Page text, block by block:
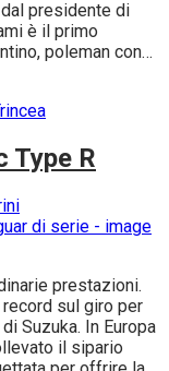
presidente di
è il primo
poleman con…
Type R
prestazioni.
sul giro per
Suzuka. In Europa
il sipario